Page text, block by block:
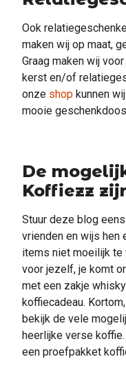
Ook
maken wij op maat,
Graag maken wij
kerst en/of
onze shop kunnen
mooie
De
Koffiezz
Stuur deze blog
vrienden en wijs hen
items niet moeilijk te
voor jezelf, je komt
met een zakje
koffiecadeau.
bekijk de vele
heerlijke verse
een proefpakket